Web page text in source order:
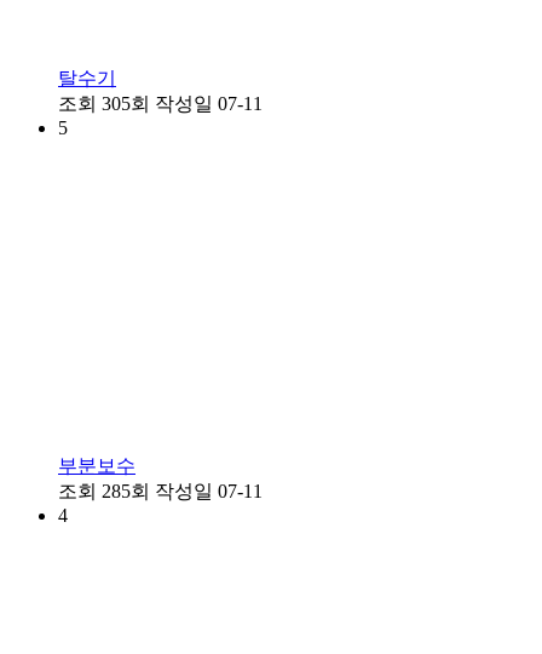
탈수기
조회 305회 작성일 07-11
5
부분보수
조회 285회 작성일 07-11
4